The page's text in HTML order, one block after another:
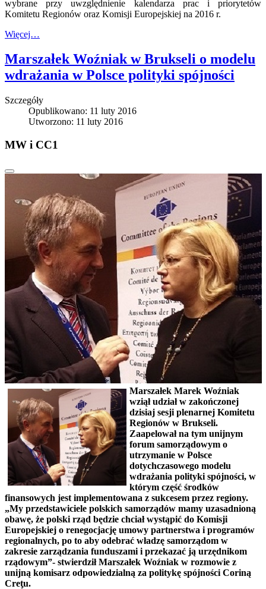
wybrane przy uwzględnienie kalendarza prac i priorytetów
Komitetu Regionów oraz Komisji Europejskiej na 2016 r.
Więcej…
Marszałek Woźniak w Brukseli o modelu
wdrażania w Polsce polityki spójności
Szczegóły
Opublikowano: 11 luty 2016
Utworzono: 11 luty 2016
MW i CC1
Marszałek Marek Woźniak
wziął udział w zakończonej
dzisiaj sesji plenarnej Komitetu
Regionów w Brukseli.
Zaapelował na tym unijnym
forum samorządowym o
utrzymanie w Polsce
dotychczasowego modelu
wdrażania polityki spójności, w
którym część środków
finansowych jest implementowana z sukcesem przez regiony.
„My przedstawiciele polskich samorządów mamy uzasadnioną
obawę, że polski rząd będzie chciał wystąpić do Komisji
Europejskiej o renegocjację umowy partnerstwa i programów
regionalnych, po to aby odebrać władzę samorządom w
zakresie zarządzania funduszami i przekazać ją urzędnikom
rządowym”- stwierdził Marszałek Woźniak w rozmowie z
unijną komisarz odpowiedzialną za politykę spójności Coriną
Creƫu.